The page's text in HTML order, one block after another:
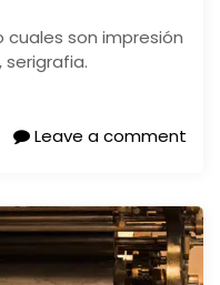
cuales son impresión
Leave a comment